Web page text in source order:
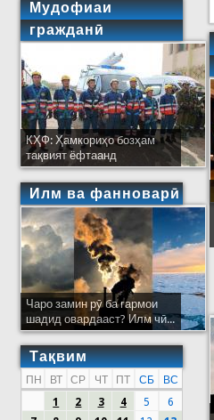
Мудофиаи
гражданӣ
КҲФ: Ҳамкориҳо бозҳам
тақвият ёфтаанд
Илм ва фанноварӣ
Чаро замин рӯ ба гармои
шадид овардааст? Илм чӣ...
Тақвим
ПН ВТ СР ЧТ ПТ СБ
ВС
1
2 3 4 5
6